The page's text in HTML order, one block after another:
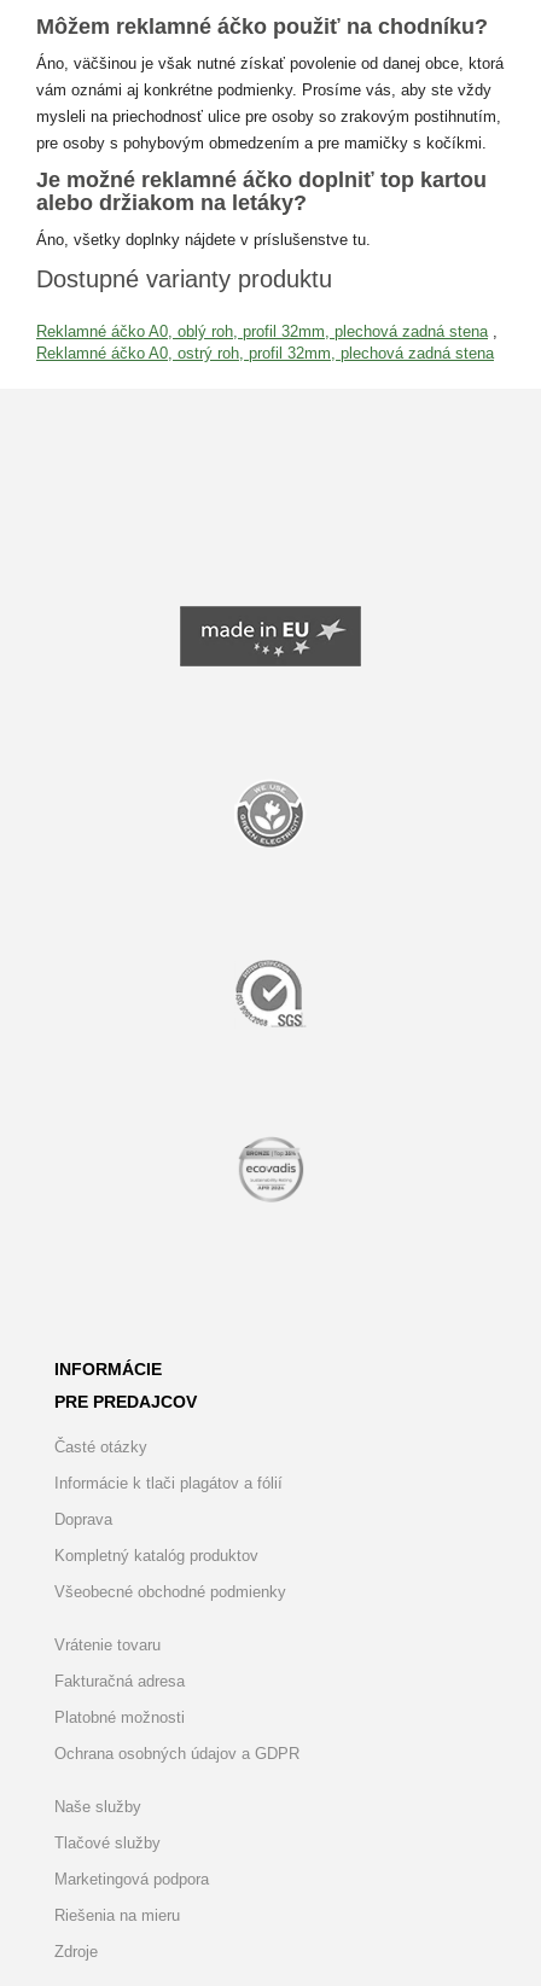
Môžem reklamné áčko použiť na chodníku?
Áno, väčšinou je však nutné získať povolenie od danej obce, ktorá
vám oznámi aj konkrétne podmienky. Prosíme vás, aby ste vždy
mysleli na priechodnosť ulice pre osoby so zrakovým postihnutím,
pre osoby s pohybovým obmedzením a pre mamičky s kočíkmi.
Je možné reklamné áčko doplniť top kartou
alebo držiakom na letáky?
Áno, všetky doplnky nájdete v príslušenstve tu.
Dostupné varianty produktu
Reklamné áčko A0, oblý roh, profil 32mm, plechová zadná stena
Reklamné áčko A0, ostrý roh, profil 32mm, plechová zadná stena
INFORMÁCIE
PRE PREDAJCOV
Časté otázky
Informácie k tlači plagátov a fólií
Doprava
Kompletný katalóg produktov
Všeobecné obchodné podmienky
Vrátenie tovaru
Fakturačná adresa
Platobné možnosti
Ochrana osobných údajov a GDPR
Naše služby
Tlačové služby
Marketingová podpora
Riešenia na mieru
Zdroje